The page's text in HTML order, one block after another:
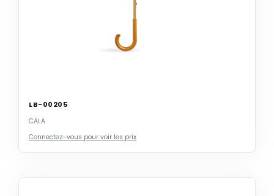
LB-00205
CALA
Connectez-vous pour voir les prix